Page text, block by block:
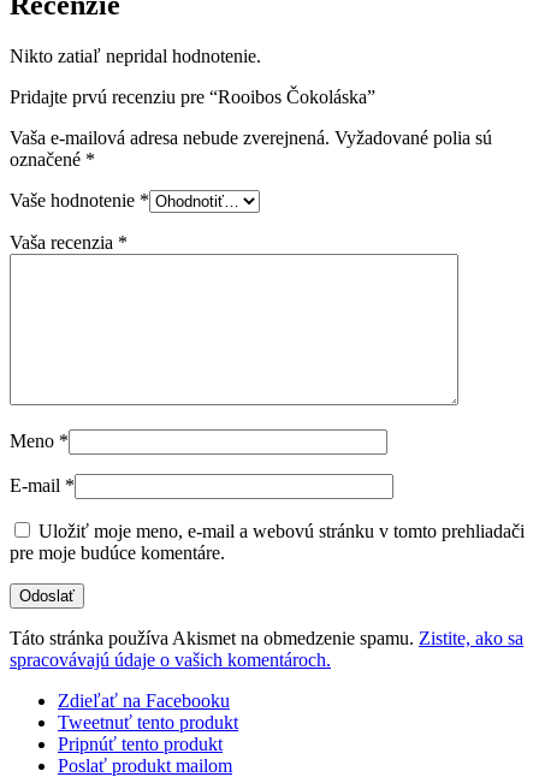
Nikto zatiaľ nepridal hodnotenie.
Pridajte prvú recenziu pre “Rooibos Čokoláska”
Vaša e-mailová adresa nebude zverejnená. Vyžadované polia sú
označené *
Vaše hodnotenie *
Vaša recenzia *
Meno *
E-mail *
Uložiť moje meno, e-mail a webovú stránku v tomto prehliadači
pre moje budúce komentáre.
Táto stránka používa Akismet na obmedzenie spamu. Zistite, ako sa
spracovávajú údaje o vašich komentároch.
Zdieľať na Facebooku
Tweetnuť tento produkt
Pripnúť tento produkt
Poslať produkt mailom